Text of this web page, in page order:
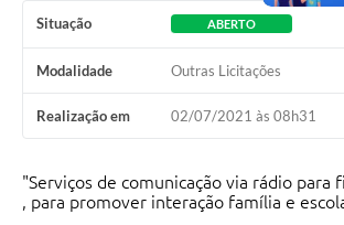
Situação ABERTO
Modalidade Outras Licitações
Realização em 02/07/2021 às 08h31
"Serviços de comunicação via rádio para
, para promover interação família e